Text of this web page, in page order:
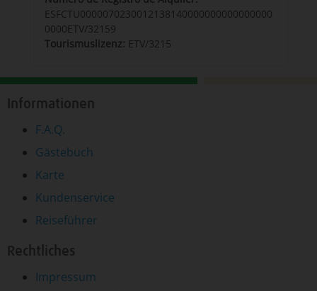
ESFCTU0000070230012138140000000000000000
0000ETV/32159
Tourismuslizenz: ETV/3215
Informationen
F.A.Q.
Gästebuch
Karte
Kundenservice
Reiseführer
Rechtliches
Impressum